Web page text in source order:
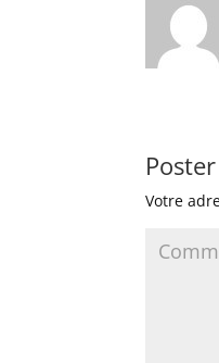
Votre